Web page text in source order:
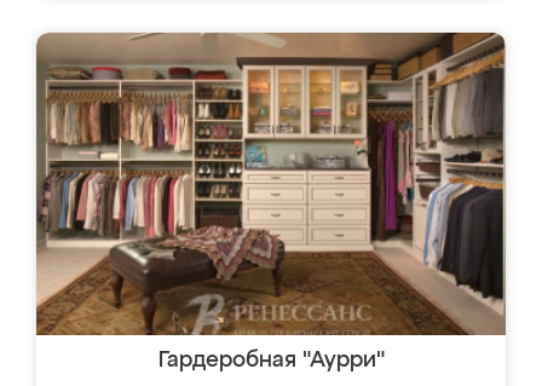
Гардеробная "Аурри"